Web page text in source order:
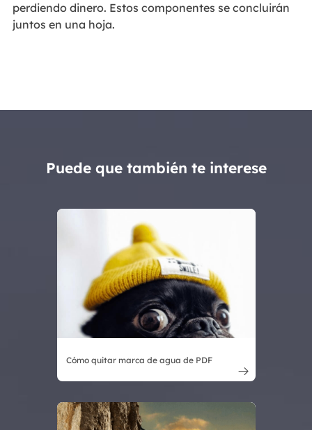
perdiendo dinero. Estos componentes se concluirán
juntos en una hoja.
Puede que también te interese
Cómo quitar marca de agua de PDF
